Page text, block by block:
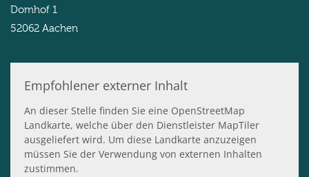
Domhof 1
52062 Aachen
Empfohlener externer Inhalt
An dieser Stelle finden Sie eine OpenStreetMap
Landkarte, welche über den Dienstleister MapTiler
ausgeliefert wird. Um diese Landkarte anzuzeigen
müssen Sie der Verwendung von externen Inhalten
zustimmen.